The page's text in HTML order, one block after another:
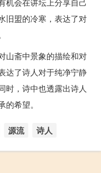
旧盟的冷寒，表达了对
山斋中景象的描绘和对
达了诗人对于纯净宁静
时，诗中也透露出诗人
希望。
源流 诗人